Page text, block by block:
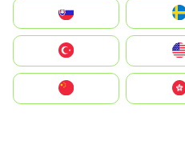
United States
中國香港特別行政區